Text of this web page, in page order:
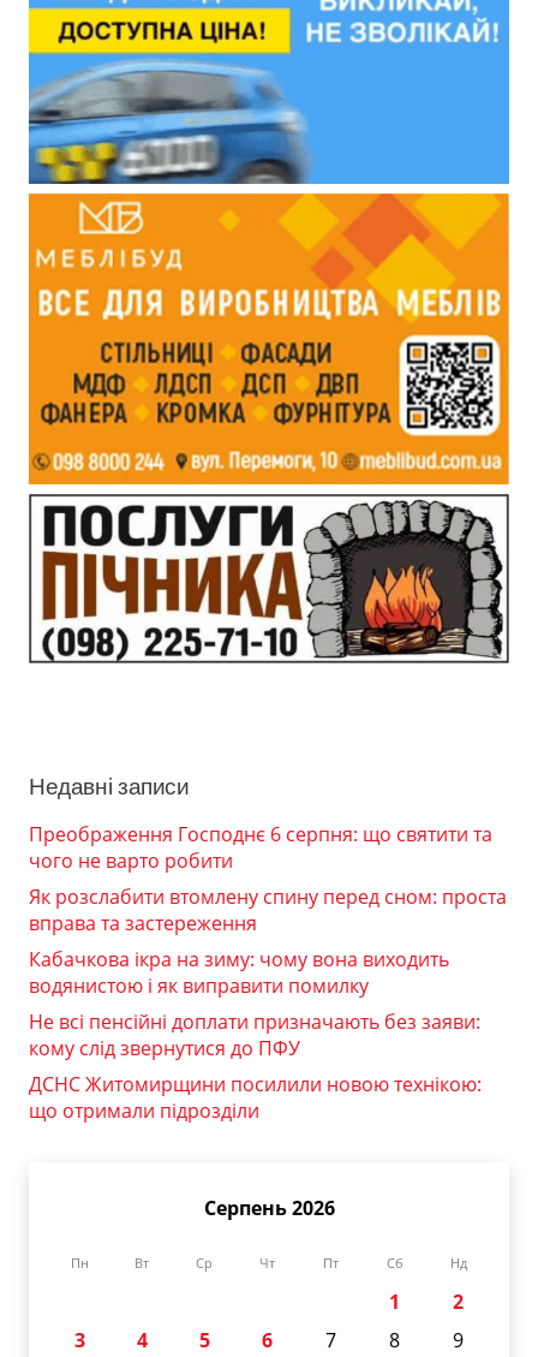
Недавні записи
Преображення Господнє 6 серпня: що святити та
чого не варто робити
Як розслабити втомлену спину перед сном: проста
вправа та застереження
Кабачкова ікра на зиму: чому вона виходить
водянистою і як виправити помилку
Не всі пенсійні доплати призначають без заяви:
кому слід звернутися до ПФУ
ДСНС Житомирщини посилили новою технікою:
що отримали підрозділи
Серпень 2026
Пн Вт Ср Чт Пт Сб Нд
1
2
3
4 5 6 7 8
9